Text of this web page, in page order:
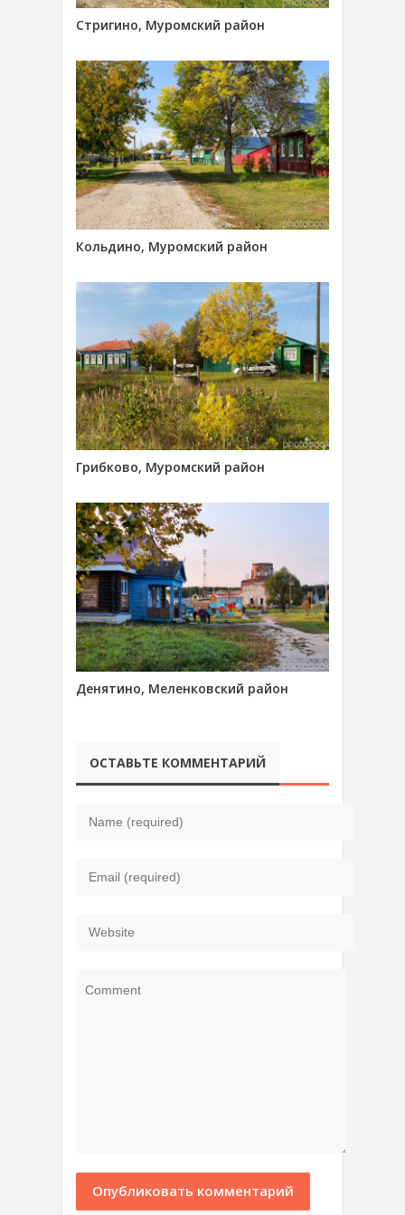
Стригино, Муромский район
Кольдино, Муромский район
Грибково, Муромский район
Денятино, Меленковский район
ОСТАВЬТЕ КОММЕНТАРИЙ